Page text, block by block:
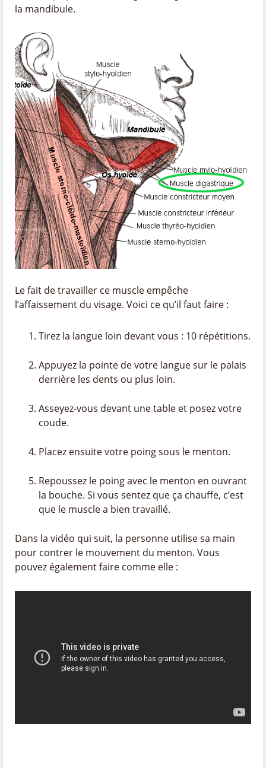
la mandibule.
Le fait de travailler ce muscle empêche
l’affaissement du visage. Voici ce qu’il faut faire :
Tirez la langue loin devant vous : 10 répétitions.
Appuyez la pointe de votre langue sur le palais
derrière les dents ou plus loin.
Asseyez-vous devant une table et posez votre
coude.
Placez ensuite votre poing sous le menton.
Repoussez le poing avec le menton en ouvrant
la bouche. Si vous sentez que ça chauffe, c’est
que le muscle a bien travaillé.
Dans la vidéo qui suit, la personne utilise sa main
pour contrer le mouvement du menton. Vous
pouvez également faire comme elle :